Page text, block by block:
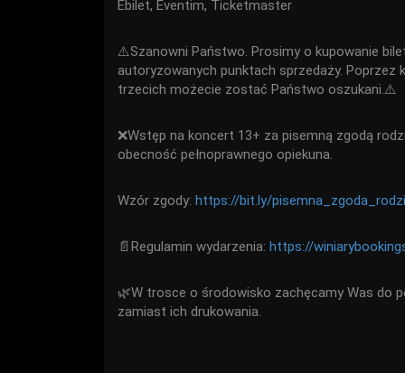
Ebilet, Eventim, Ticketmaster
⚠️Szanowni Państwo. Prosimy o kupowanie
autoryzowanych punktach sprzedaży. Poprzez
trzecich możecie zostać Państwo oszukani.⚠️
❌Wstęp na koncert 13+ za pisemną zgodą
obecność pełnoprawnego opiekuna.
Wzór zgody: https://bit.ly/
📄Regulamin wydarzenia: https://
🌿W trosce o środowisko zachęcamy Was do
zamiast ich drukowania.